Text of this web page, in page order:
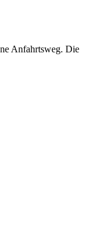
Anfahrtsweg. Die